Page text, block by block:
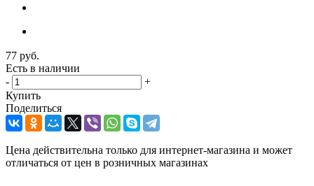
77 руб.
Есть в наличии
-
+
Купить
Поделиться
Цена действительна только для интернет-магазина и может
отличаться от цен в розничных магазинах